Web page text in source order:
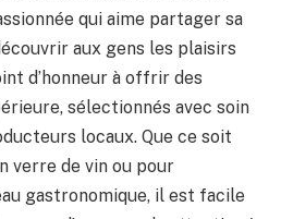
qui aime partager sa
aux gens les plaisirs
d’honneur à offrir des
sélectionnés avec soin
locaux. Que ce soit
verre de vin ou pour
gastronomique, il est facile